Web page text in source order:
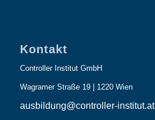
Kontakt
Controller Institut GmbH
Wagramer Straße 19 | 1220 Wien
ausbildung@controller-institut.at